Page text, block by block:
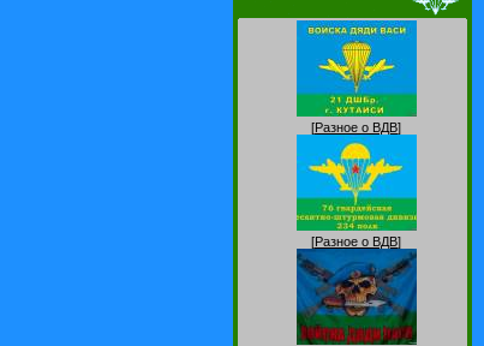
[Разное о ВДВ]
[Разное о ВДВ]